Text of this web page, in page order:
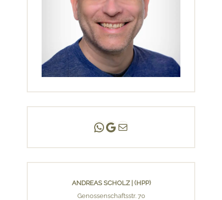
Andreas Scholz | (HPP)
Praxis Adlershof
E-Mail an mich ...
ANDREAS SCHOLZ | (HPP)
Genossenschaftsstr. 70